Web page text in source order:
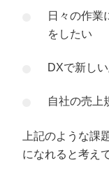
日々の作業
をしたい
DXで新し
自社の売上
上記のような課
になれると考え